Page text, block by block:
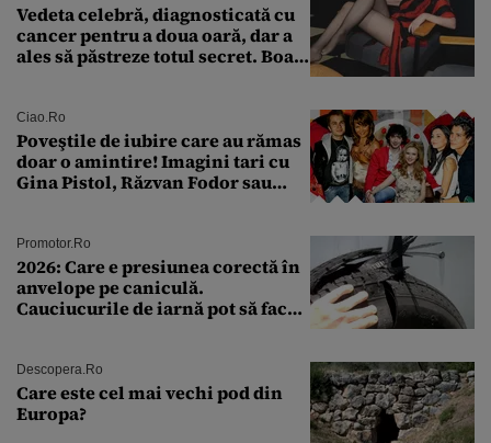
Vedeta celebră, diagnosticată cu
cancer pentru a doua oară, dar a
ales să păstreze totul secret. Boala
Ciao.ro
Poveştile de iubire care au rămas
doar o amintire! Imagini tari cu
Gina Pistol, Răzvan Fodor sau
Promotor.ro
2026: Care e presiunea corectă în
anvelope pe caniculă.
Cauciucurile de iarnă pot să facă
Descopera.ro
Care este cel mai vechi pod din
Europa?